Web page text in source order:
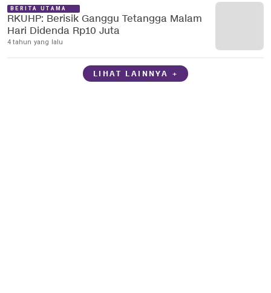
BERITA UTAMA
RKUHP: Berisik Ganggu Tetangga Malam
Hari Didenda Rp10 Juta
4 tahun yang lalu
LIHAT LAINNYA +